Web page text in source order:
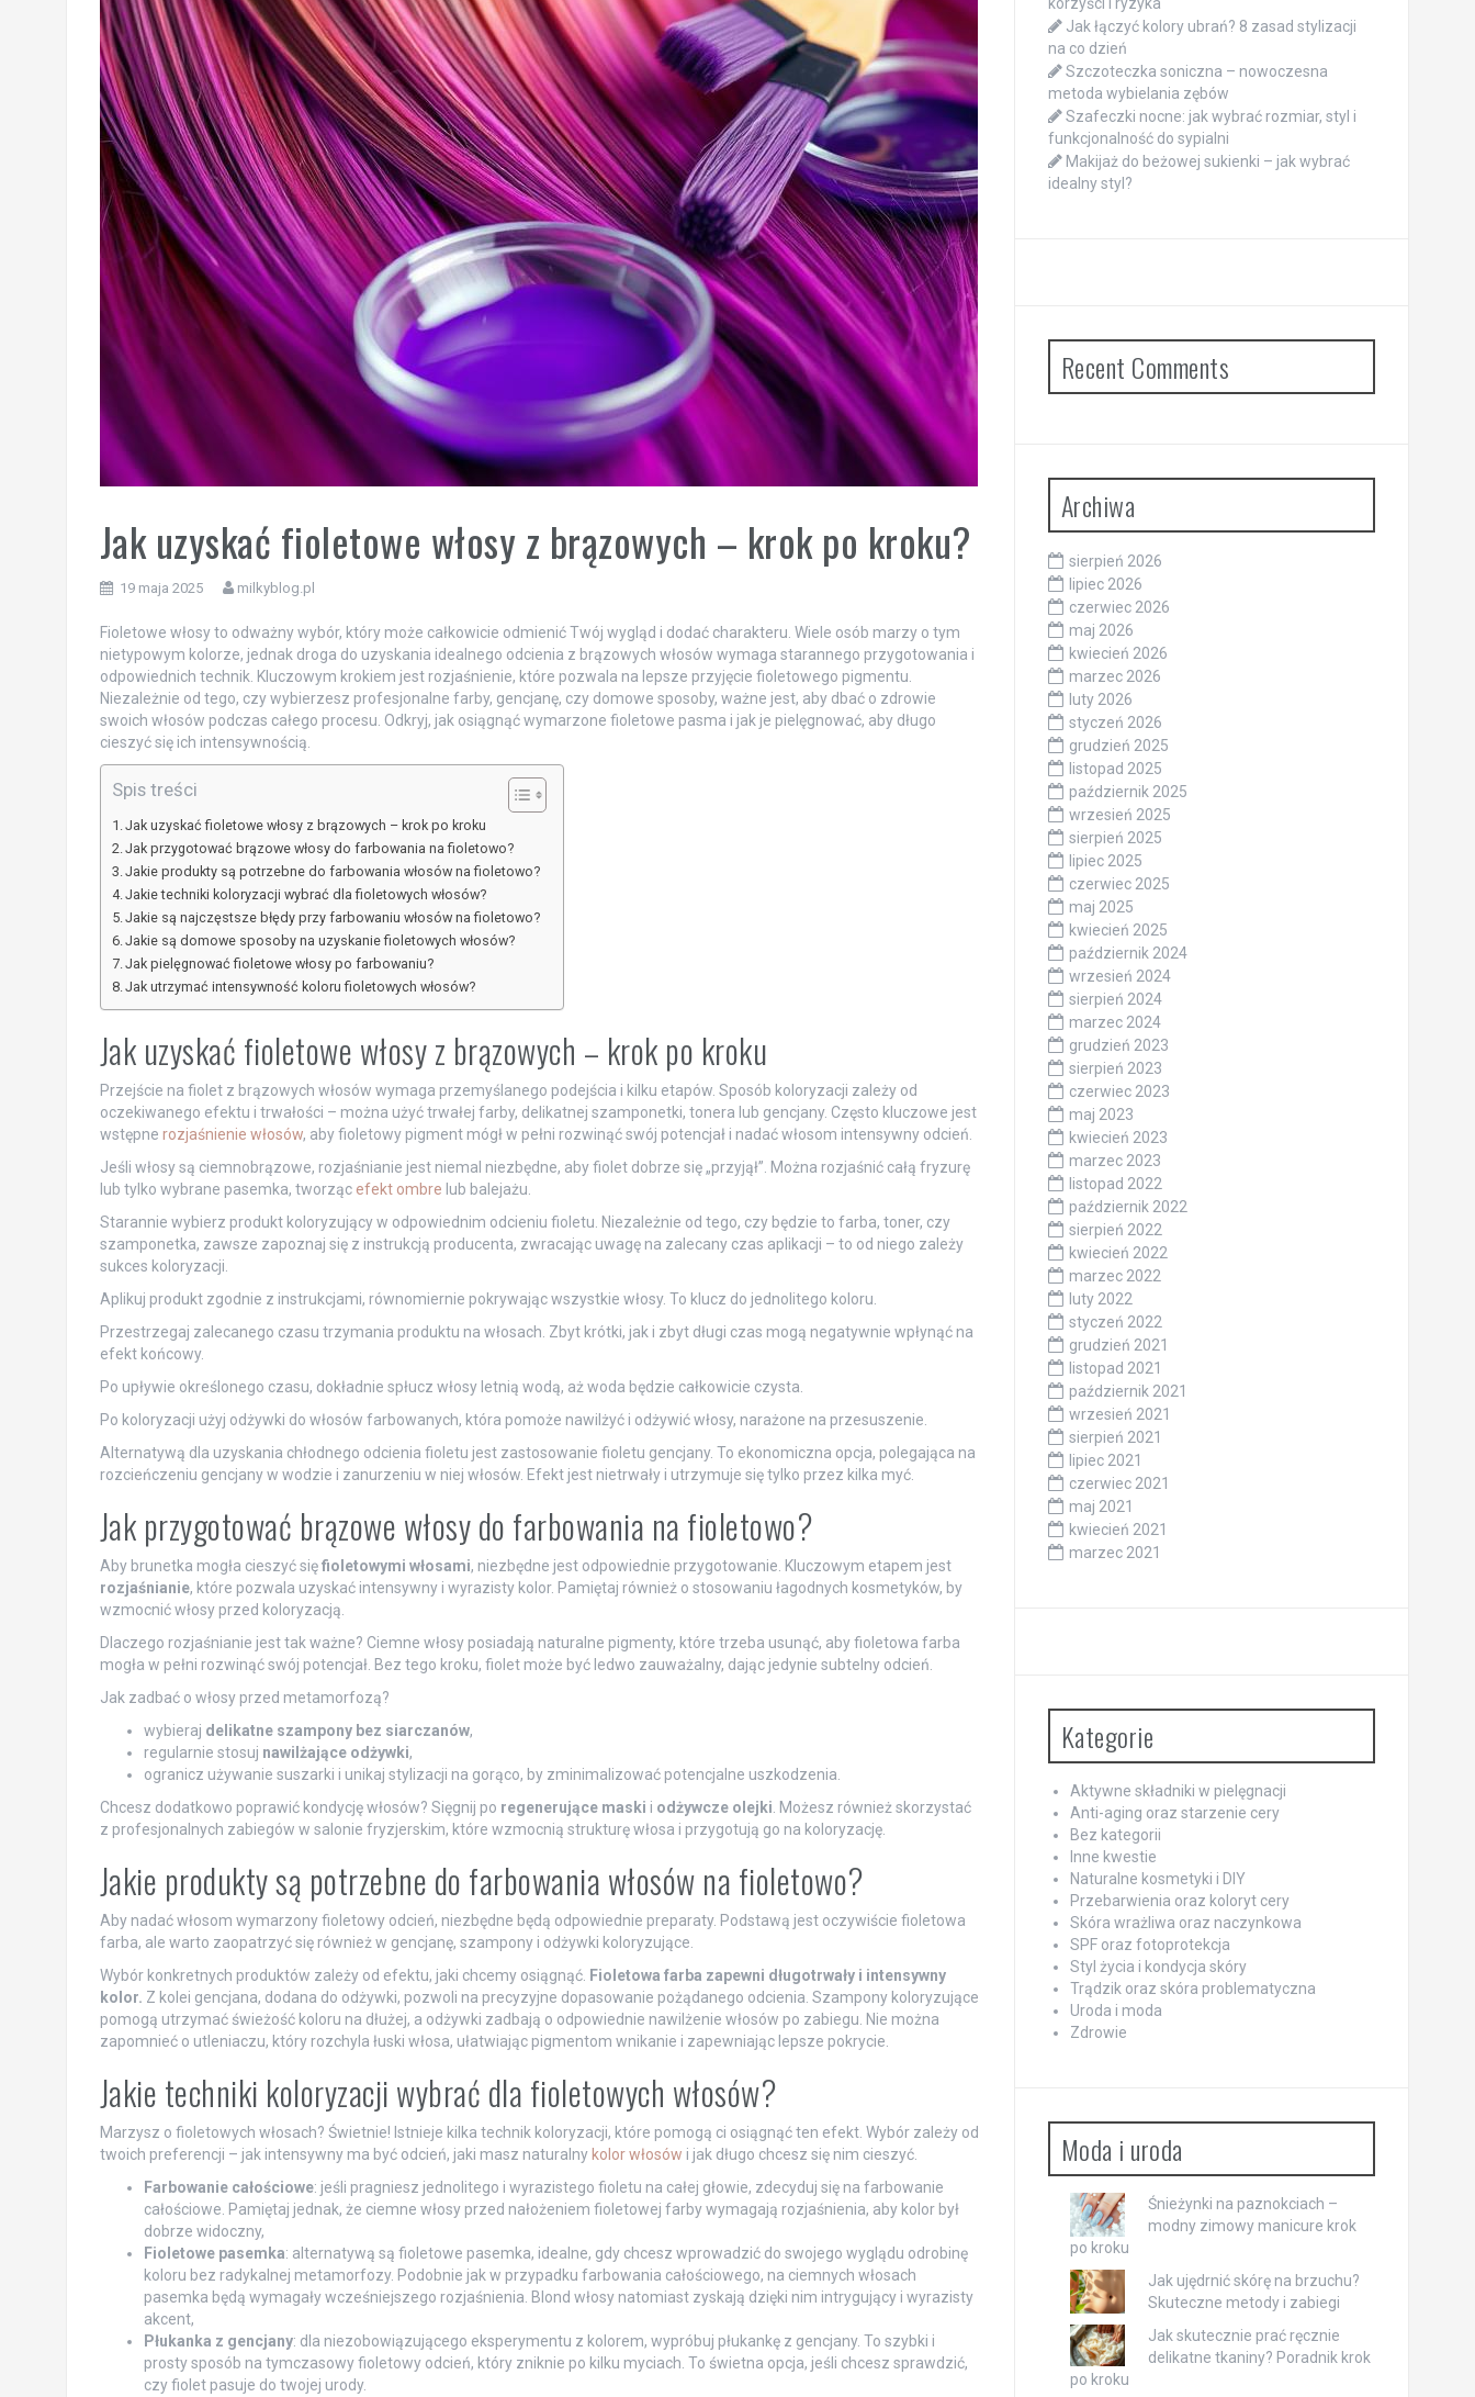
Jak uzyskać fioletowe włosy z brązowych – krok po kroku?
19 maja 2025 milkyblog.pl
Fioletowe włosy to odważny wybór, który może całkowicie odmienić Twój wygląd i dodać charakteru. Wiele osób marzy o tym
nietypowym kolorze, jednak droga do uzyskania idealnego odcienia z brązowych włosów wymaga starannego przygotowania i
odpowiednich technik. Kluczowym krokiem jest rozjaśnienie, które pozwala na lepsze przyjęcie fioletowego pigmentu.
Niezależnie od tego, czy wybierzesz profesjonalne farby, gencjanę, czy domowe sposoby, ważne jest, aby dbać o zdrowie
swoich włosów podczas całego procesu. Odkryj, jak osiągnąć wymarzone fioletowe pasma i jak je pielęgnować, aby długo
cieszyć się ich intensywnością.
Spis treści
Jak uzyskać fioletowe włosy z brązowych – krok po kroku
Jak przygotować brązowe włosy do farbowania na fioletowo?
Jakie produkty są potrzebne do farbowania włosów na fioletowo?
Jakie techniki koloryzacji wybrać dla fioletowych włosów?
Jakie są najczęstsze błędy przy farbowaniu włosów na fioletowo?
Jakie są domowe sposoby na uzyskanie fioletowych włosów?
Jak pielęgnować fioletowe włosy po farbowaniu?
Jak utrzymać intensywność koloru fioletowych włosów?
Jak uzyskać fioletowe włosy z brązowych – krok po kroku
Przejście na fiolet z brązowych włosów wymaga przemyślanego podejścia i kilku etapów. Sposób koloryzacji zależy od
oczekiwanego efektu i trwałości – można użyć trwałej farby, delikatnej szamponetki, tonera lub gencjany. Często kluczowe jest
wstępne rozjaśnienie włosów, aby fioletowy pigment mógł w pełni rozwinąć swój potencjał i nadać włosom intensywny odcień.
Jeśli włosy są ciemnobrązowe, rozjaśnianie jest niemal niezbędne, aby fiolet dobrze się „przyjął”. Można rozjaśnić całą fryzurę
lub tylko wybrane pasemka, tworząc efekt ombre lub balejażu.
Starannie wybierz produkt koloryzujący w odpowiednim odcieniu fioletu. Niezależnie od tego, czy będzie to farba, toner, czy
szamponetka, zawsze zapoznaj się z instrukcją producenta, zwracając uwagę na zalecany czas aplikacji – to od niego zależy
sukces koloryzacji.
Aplikuj produkt zgodnie z instrukcjami, równomiernie pokrywając wszystkie włosy. To klucz do jednolitego koloru.
Przestrzegaj zalecanego czasu trzymania produktu na włosach. Zbyt krótki, jak i zbyt długi czas mogą negatywnie wpłynąć na
efekt końcowy.
Po upływie określonego czasu, dokładnie spłucz włosy letnią wodą, aż woda będzie całkowicie czysta.
Po koloryzacji użyj odżywki do włosów farbowanych, która pomoże nawilżyć i odżywić włosy, narażone na przesuszenie.
Alternatywą dla uzyskania chłodnego odcienia fioletu jest zastosowanie fioletu gencjany. To ekonomiczna opcja, polegająca na
rozcieńczeniu gencjany w wodzie i zanurzeniu w niej włosów. Efekt jest nietrwały i utrzymuje się tylko przez kilka myć.
Jak przygotować brązowe włosy do farbowania na fioletowo?
Aby brunetka mogła cieszyć sięfioletowymi włosami, niezbędne jest odpowiednie przygotowanie. Kluczowym etapem jest
rozjaśnianie, które pozwala uzyskać intensywny i wyrazisty kolor. Pamiętaj również o stosowaniu łagodnych kosmetyków, by
wzmocnić włosy przed koloryzacją.
Dlaczego rozjaśnianie jest tak ważne? Ciemne włosy posiadają naturalne pigmenty, które trzeba usunąć, aby fioletowa farba
mogła w pełni rozwinąć swój potencjał. Bez tego kroku, fiolet może być ledwo zauważalny, dając jedynie subtelny odcień.
Jak zadbać o włosy przed metamorfozą?
wybieraj delikatne szampony bez siarczanów,
regularnie stosuj nawilżające odżywki,
ogranicz używanie suszarki i unikaj stylizacji na gorąco, by zminimalizować potencjalne uszkodzenia.
Chcesz dodatkowo poprawić kondycję włosów? Sięgnij po regenerujące maski i odżywcze olejki . Możesz również skorzystać
z profesjonalnych zabiegów w salonie fryzjerskim, które wzmocnią strukturę włosa i przygotują go na koloryzację.
Jakie produkty są potrzebne do farbowania włosów na fioletowo?
Aby nadać włosom wymarzony fioletowy odcień, niezbędne będą odpowiednie preparaty. Podstawą jest oczywiście fioletowa
farba, ale warto zaopatrzyć się również w gencjanę, szampony i odżywki koloryzujące.
Wybór konkretnych produktów zależy od efektu, jaki chcemy osiągnąć. Fioletowa farba zapewni długotrwały i intensywny
kolor. Z kolei gencjana, dodana do odżywki, pozwoli na precyzyjne dopasowanie pożądanego odcienia. Szampony koloryzujące
pomogą utrzymać świeżość koloru na dłużej, a odżywki zadbają o odpowiednie nawilżenie włosów po zabiegu. Nie można
zapomnieć o utleniaczu, który rozchyla łuski włosa, ułatwiając pigmentom wnikanie i zapewniając lepsze pokrycie.
Jakie techniki koloryzacji wybrać dla fioletowych włosów?
Marzysz o fioletowych włosach? Świetnie! Istnieje kilka technik koloryzacji, które pomogą ci osiągnąć ten efekt. Wybór zależy od
twoich preferencji – jak intensywny ma być odcień, jaki masz naturalny kolor włosów i jak długo chcesz się nim cieszyć.
Farbowanie całościowe: jeśli pragniesz jednolitego i wyrazistego fioletu na całej głowie, zdecyduj się na farbowanie
całościowe. Pamiętaj jednak, że ciemne włosy przed nałożeniem fioletowej farby wymagają rozjaśnienia, aby kolor był
dobrze widoczny,
Fioletowe pasemka: alternatywą są fioletowe pasemka, idealne, gdy chcesz wprowadzić do swojego wyglądu odrobinę
koloru bez radykalnej metamorfozy. Podobnie jak w przypadku farbowania całościowego, na ciemnych włosach
pasemka będą wymagały wcześniejszego rozjaśnienia. Blond włosy natomiast zyskają dzięki nim intrygujący i wyrazisty
akcent,
Płukanka z gencjany: dla niezobowiązującego eksperymentu z kolorem, wypróbuj płukankę z gencjany. To szybki i
prosty sposób na tymczasowy fioletowy odcień, który zniknie po kilku myciach. To świetna opcja, jeśli chcesz sprawdzić,
czy fiolet pasuje do twojej urody.
Jak łączyć kolory ubrań? 8 zasad stylizacji
na co dzień
Szczoteczka soniczna – nowoczesna
metoda wybielania zębów
Szafeczki nocne: jak wybrać rozmiar, styl i
funkcjonalność do sypialni
Makijaż do beżowej sukienki – jak wybrać
idealny styl?
Recent Comments
Archiwa
sierpień 2026
lipiec 2026
czerwiec 2026
maj 2026
kwiecień 2026
marzec 2026
luty 2026
styczeń 2026
grudzień 2025
listopad 2025
październik 2025
wrzesień 2025
sierpień 2025
lipiec 2025
czerwiec 2025
maj 2025
kwiecień 2025
październik 2024
wrzesień 2024
sierpień 2024
marzec 2024
grudzień 2023
sierpień 2023
czerwiec 2023
maj 2023
kwiecień 2023
marzec 2023
listopad 2022
październik 2022
sierpień 2022
kwiecień 2022
marzec 2022
luty 2022
styczeń 2022
grudzień 2021
listopad 2021
październik 2021
wrzesień 2021
sierpień 2021
lipiec 2021
czerwiec 2021
maj 2021
kwiecień 2021
marzec 2021
Kategorie
Aktywne składniki w pielęgnacji
Anti-aging oraz starzenie cery
Bez kategorii
Inne kwestie
Naturalne kosmetyki i DIY
Przebarwienia oraz koloryt cery
Skóra wrażliwa oraz naczynkowa
SPF oraz fotoprotekcja
Styl życia i kondycja skóry
Trądzik oraz skóra problematyczna
Uroda i moda
Zdrowie
Moda i uroda
Śnieżynki na paznokciach –
modny zimowy manicure krok
po kroku
Jak ujędrnić skórę na brzuchu?
Skuteczne metody i zabiegi
Jak skutecznie prać ręcznie
delikatne tkaniny? Poradnik krok
po kroku